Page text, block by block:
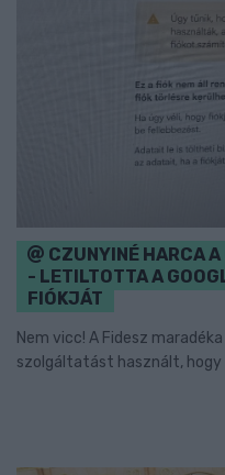
CZUNYINÉ HARCA
- LETILTOTTA A
FIÓKJÁT
Nem vicc! A Fidesz
szolgáltatást használt, hogy